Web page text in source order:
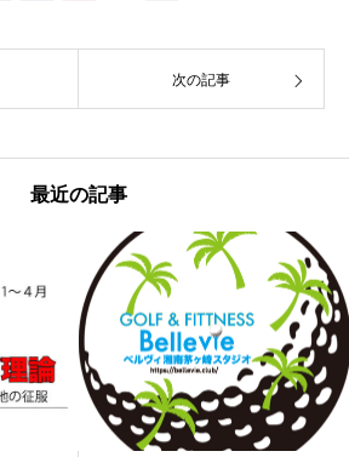
次の記事
最近の記事